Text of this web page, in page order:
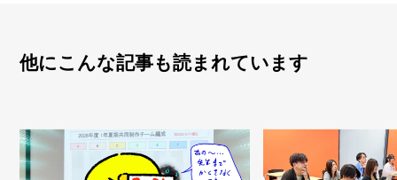
他にこんな記事も読まれています